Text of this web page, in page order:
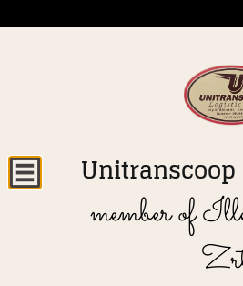
member of